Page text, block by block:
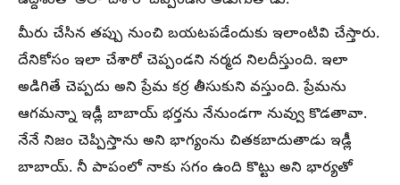
మీరు చేసిన తప్పు నుంచి బయటపడేందుకు ఇలాంటివి చేస్తారు.
దేనికోసం ఇలా చేశారో చెప్పండని నర్మద నిలదీస్తుంది. ఇలా
అడిగితే చెప్పదు అని ప్రేమ కర్ర తీసుకుని వస్తుంది. ప్రేమను
ఆగమన్నా ఇడ్లీ బాబాయ్ భర్తను నేనుండగా నువ్వు కొడతావా.
నేనే నిజం చెప్పిస్తాను అని భాగ్యంను చితకబాదుతాడు ఇడ్లీ
బాబాయ్. నీ పాపంలో నాకు సగం ఉంది కొట్టు అని భార్యతో